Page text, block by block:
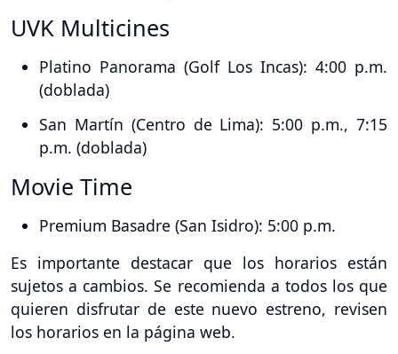
UVK Multicines
Platino Panorama (Golf Los Incas): 4:00 p.m.
(doblada)
San Martín (Centro de Lima): 5:00 p.m., 7:15
p.m. (doblada)
Movie Time
Premium Basadre (San Isidro): 5:00 p.m.
Es importante destacar que los horarios están
sujetos a cambios. Se recomienda a todos los que
quieren disfrutar de este nuevo estreno, revisen
los horarios en la página web.